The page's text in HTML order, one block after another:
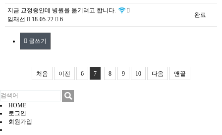
지금 교정중인데 병원을 옮기려고 합니다.
임재선
18-05-22 6
완료
글쓰기
처음 이전 6 7 8 9 10 다음 맨끝
HOME
로그인
회원가입